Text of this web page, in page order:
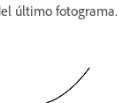
último fotograma.